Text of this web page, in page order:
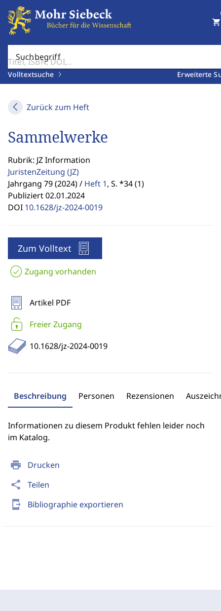
Suchbegriff
Volltextsuche Erweiterte
shopping_cart
Zurück zum Heft
print Drucken
share Teilen
send_to_mobile Bibliographie exportieren
Sammelwerke
Rubrik: JZ Information
JuristenZeitung (JZ)
Jahrgang 79 (2024) / Heft 1, S. *34 (1)
Publiziert 02.01.2024
DOI 10.1628/jz-2024-0019
Zum Volltext
Zugang vorhanden
Artikel PDF
Freier Zugang
10.1628/jz-2024-0019
Beschreibung Personen Rezensionen
Informationen zu diesem Produkt fehlen leider noch
im Katalog.